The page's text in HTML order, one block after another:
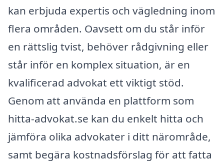
kan erbjuda expertis och vägledning inom
flera områden. Oavsett om du står inför
en rättslig tvist, behöver rådgivning eller
står inför en komplex situation, är en
kvalificerad advokat ett viktigt stöd.
Genom att använda en plattform som
hitta-advokat.se kan du enkelt hitta och
jämföra olika advokater i ditt närområde,
samt begära kostnadsförslag för att fatta